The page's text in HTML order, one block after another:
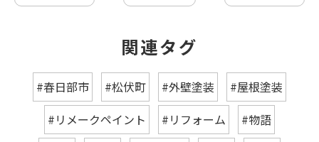
関連タグ
#春日部市 #松伏町 #外壁塗装
#屋根塗装
#リメークペイント
#リフォーム
#物語